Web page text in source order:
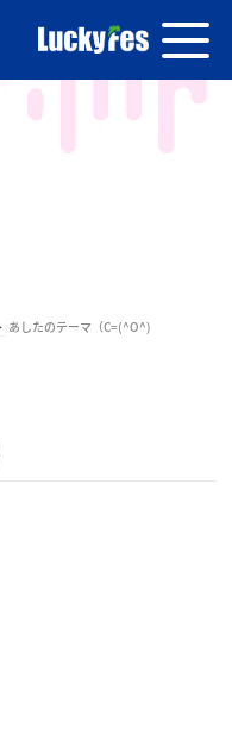
あしたのテーマ（C=(^O^)